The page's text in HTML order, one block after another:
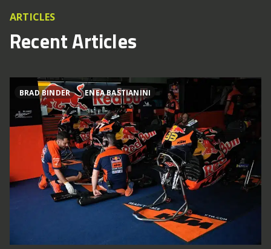
ARTICLES
Recent Articles
BRAD BINDER ENEA BASTIANINI